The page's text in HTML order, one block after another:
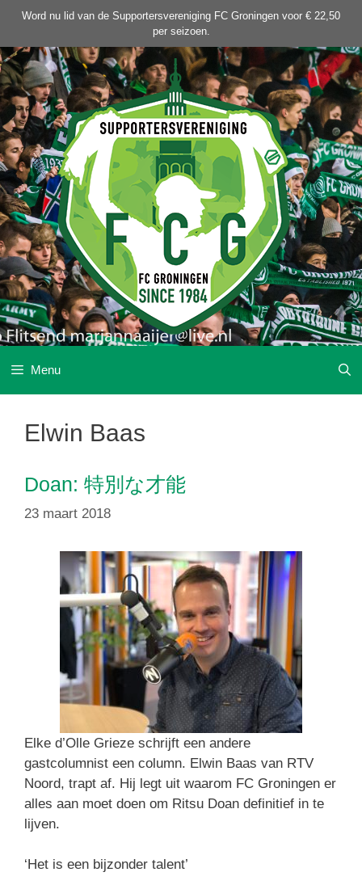
de
inhoud
Word nu lid van de Supportersvereniging FC Groningen voor € 22,50
per seizoen.
Menu
Elwin Baas
Doan: 特別な才能
23 maart 2018
Elke d’Olle Grieze schrijft een andere
gastcolumnist een column. Elwin Baas van RTV
Noord, trapt af. Hij legt uit waarom FC Groningen er
alles aan moet doen om Ritsu Doan definitief in te
lijven.
‘Het is een bijzonder talent’